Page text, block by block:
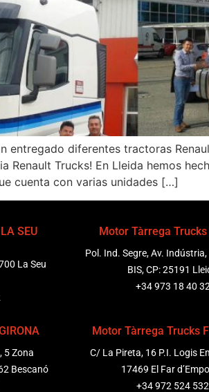
entregado diferentes tractoras
Renault Trucks! En Lleida hemos
cuenta con varias unidades […]
SEU
La Seu
Motor Tàrrega Trucks
Pol. Ind. Segre, Av.
BIS, CP: 25191
+34 973 18 40
5 Zona
Bescanó
Motor Tàrrega Trucks
C/ La Pireta, 16 P.I. Logis
17469 El Far
+34 972 524 532